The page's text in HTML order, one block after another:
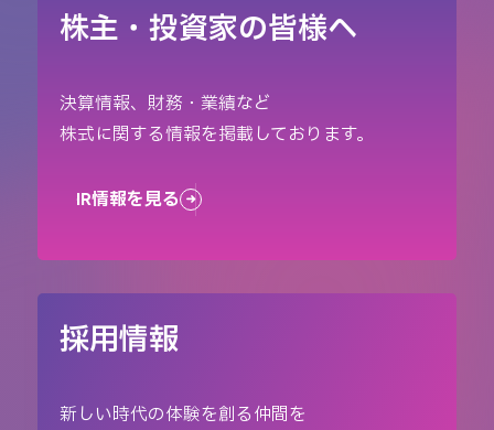
株主・投資家の皆様へ
決算情報、財務・業績など
株式に関する情報を掲載しております。
IR情報を見る
採用情報
新しい時代の体験を創る仲間を